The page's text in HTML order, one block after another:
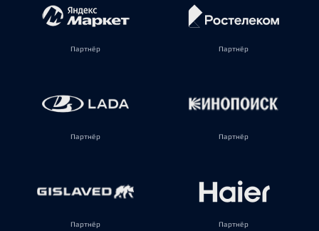
Партнёр Партнёр
Партнёр Партнёр
Партнёр Партнёр